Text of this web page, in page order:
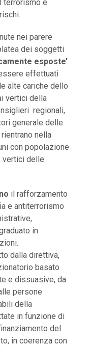
terrorismo e
nei parere
dei soggetti
esposte’
effettuati
alte cariche dello
vertici della
regionali,
generale delle
nella
con popolazione
vertici delle
il rafforzamento
e antiterrorismo
in
dalla direttiva,
basato
e dissuasive, da
persone
della
in funzione di
del
in coerenza con